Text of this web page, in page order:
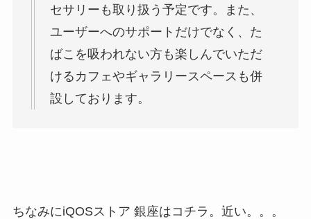
セサリーも取り扱う予定です。また、
ユーザーへのサポートだけでなく、た
ばこを吸われない方も楽しんでいただ
けるカフェやギャラリースペースも併
設しております。
ちなみにiQOSストア 銀座はコチラ。近い。。。